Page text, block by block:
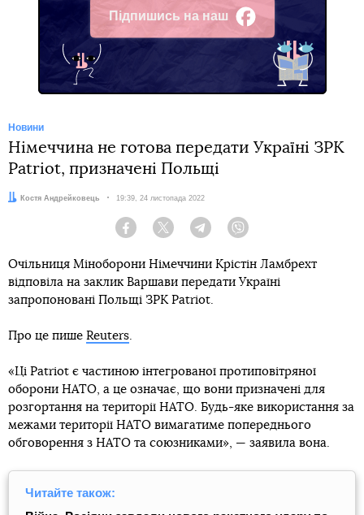
Підпишись на наш
Facebook
Новини
Німеччина не готова передати Україні ЗРК
Patriot, призначені Польщі
Автор:Костя Андрейковець Дата:
19:39, 24 листопада 2022
Facebook Twitter Telegram
Очільниця Міноборони Німеччини Крістін Ламбрехт
відповіла на заклик Варшави передати Україні
запропоновані Польщі ЗРК Patriot.
Про це пише Reuters
«Ці Patriot є частиною інтегрованої протиповітряної
оборони НАТО, а це означає, що вони призначені для
розгортання на території НАТО. Будь-яке використання за
межами території НАТО вимагатиме попереднього
обговорення з НАТО та союзниками», — заявила вона.
Читайте також: